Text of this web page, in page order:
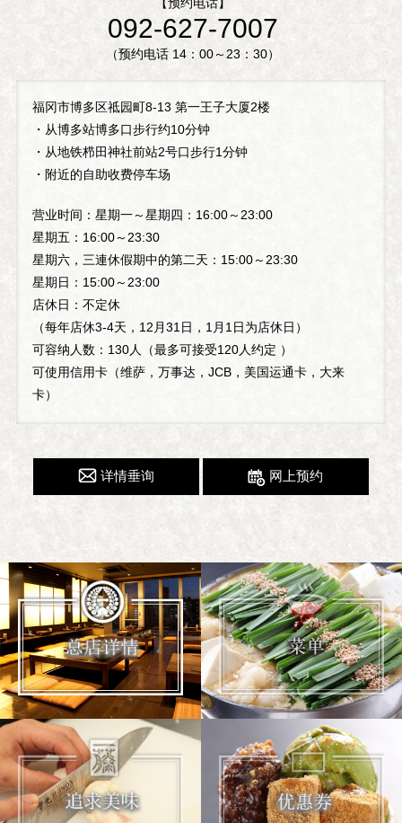
【预约电话】
092-627-7007
（预约电话 14：00～23：30）
福冈市博多区祗园町8-13 第一王子大厦2楼
・从博多站博多口步行约10分钟
・从地铁栉田神社前站2号口步行1分钟
・附近的自助收费停车场
营业时间：星期一～星期四：16:00～23:00
星期五：16:00～23:30
星期六，三連休假期中的第二天：15:00～23:30
星期日：15:00～23:00
店休日：不定休
（每年店休3-4天，12月31日，1月1日为店休日）
可容纳人数：130人（最多可接受120人约定 ）
可使用信用卡（维萨，万事达，JCB，美国运通卡，大来
卡）
详情垂询 网上预约